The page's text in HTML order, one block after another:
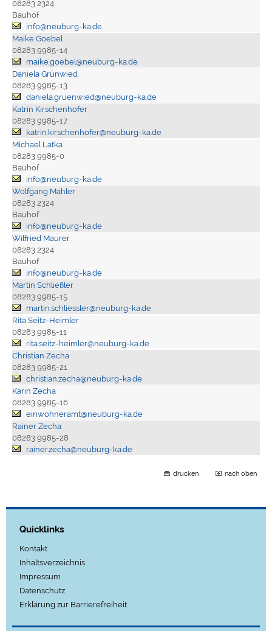
08283 2324
Bauhof
info@neuburg-ka.de
Maike Goebel
08283 9985-14
maike.goebel@neuburg-ka.de
Daniela Grünwied
08283 9985-13
daniela.gruenwied@neuburg-ka.de
Katrin Kirschenhofer
08283 9985-17
katrin.kirschenhofer@neuburg-ka.de
Michael Latka
08283 9985-0
Bauhof
info@neuburg-ka.de
Wolfgang Mahler
08283 2324
Bauhof
info@neuburg-ka.de
Wilfried Maurer
08283 2324
Bauhof
info@neuburg-ka.de
Martin Schließler
08283 9985-15
martin.schliessler@neuburg-ka.de
Rita Seitz-Heimler
08283 9985-11
rita.seitz-heimler@neuburg-ka.de
Christian Zecha
08283 9985-21
christian.zecha@neuburg-ka.de
Karin Zecha
08283 9985-16
einwohneramt@neuburg-ka.de
Rainer Zecha
08283 9985-28
rainer.zecha@neuburg-ka.de
drucken nach oben
Quicklinks
Kontakt
Inhaltsverzeichnis
Impressum
Datenschutz
Erklärung zur Barrierefreiheit